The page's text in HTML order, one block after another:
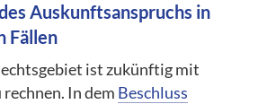
Auskunftsanspruchs in
Fällen
ist zukünftig mit
rechnen. In dem Beschluss